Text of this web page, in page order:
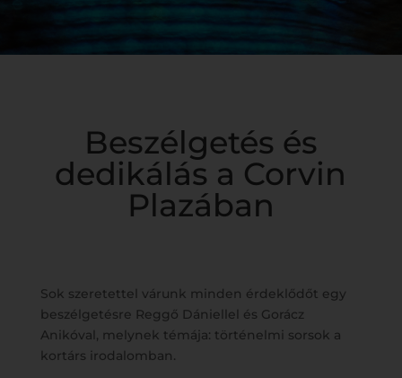
Beszélgetés és
dedikálás a Corvin
Plazában
Sok szeretettel várunk minden érdeklődőt egy
beszélgetésre Reggő Dániellel és Gorácz
Anikóval, melynek témája: történelmi sorsok a
kortárs irodalomban.